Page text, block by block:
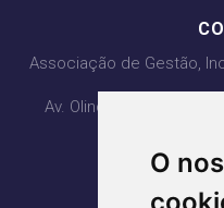
O
Associação de Gestão,
Av. Olinda com Av. PL3,
Parque